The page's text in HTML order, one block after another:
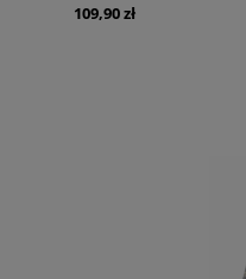
109,90 zł